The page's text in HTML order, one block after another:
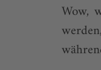
Wow,